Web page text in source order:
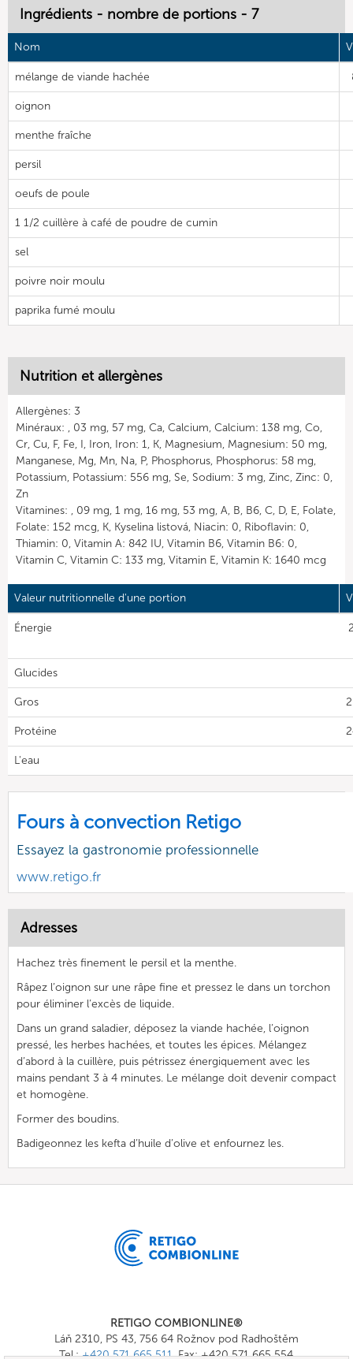
Ingrédients - nombre de portions - 7
Nom
mélange de viande hachée
oignon
menthe fraîche
persil
oeufs de poule
1 1/2 cuillère à café de poudre de cumin
sel
poivre noir moulu
paprika fumé moulu
Nutrition et allergènes
Allergènes: 3
Minéraux: , 03 mg, 57 mg, Ca, Calcium, Calcium: 138 mg, Co,
Cr, Cu, F, Fe, I, Iron, Iron: 1, K, Magnesium, Magnesium: 50 mg,
Manganese, Mg, Mn, Na, P, Phosphorus, Phosphorus: 58 mg,
Potassium, Potassium: 556 mg, Se, Sodium: 3 mg, Zinc, Zinc: 0,
Zn
Vitamines: , 09 mg, 1 mg, 16 mg, 53 mg, A, B, B6, C, D, E, Folate,
Folate: 152 mcg, K, Kyselina listová, Niacin: 0, Riboflavin: 0,
Thiamin: 0, Vitamin A: 842 IU, Vitamin B6, Vitamin B6: 0,
Vitamin C, Vitamin C: 133 mg, Vitamin E, Vitamin K: 1640 mcg
Valeur nutritionnelle d'une portion
Énergie
Glucides
Gros
Protéine
L'eau
Fours à convection Retigo
Essayez la gastronomie professionnelle
www.retigo.fr
Adresses
Hachez très finement le persil et la menthe.
Râpez l’oignon sur une râpe fine et pressez le dans un torchon
pour éliminer l’excès de liquide.
Dans un grand saladier, déposez la viande hachée, l’oignon
pressé, les herbes hachées, et toutes les épices. Mélangez
d’abord à la cuillère, puis pétrissez énergiquement avec les
mains pendant 3 à 4 minutes. Le mélange doit devenir compact
et homogène.
Former des boudins.
Badigeonnez les kefta d’huile d’olive et enfournez les.
RETIGO COMBIONLINE®
Láň 2310, PS 43, 756 64 Rožnov pod Radhoštěm
Tel.:+420 571 665 511, Fax: +420 571 665 554